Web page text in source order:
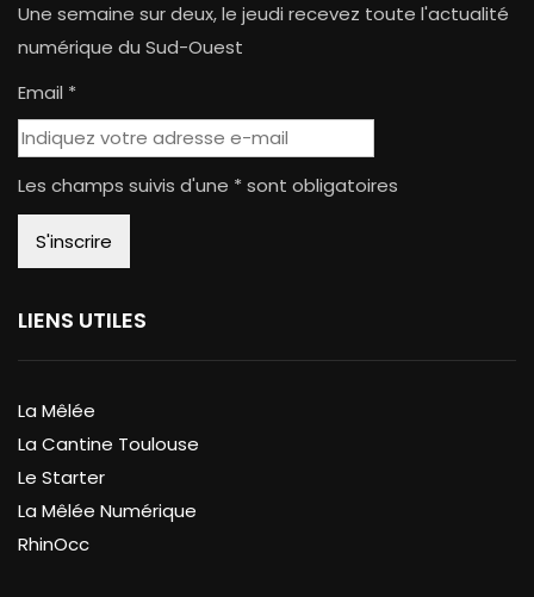
Une semaine sur deux, le jeudi recevez toute l'actualité
numérique du Sud-Ouest
Email *
Les champs suivis d'une * sont obligatoires
LIENS UTILES
La Mêlée
La Cantine Toulouse
Le Starter
La Mêlée Numérique
RhinOcc